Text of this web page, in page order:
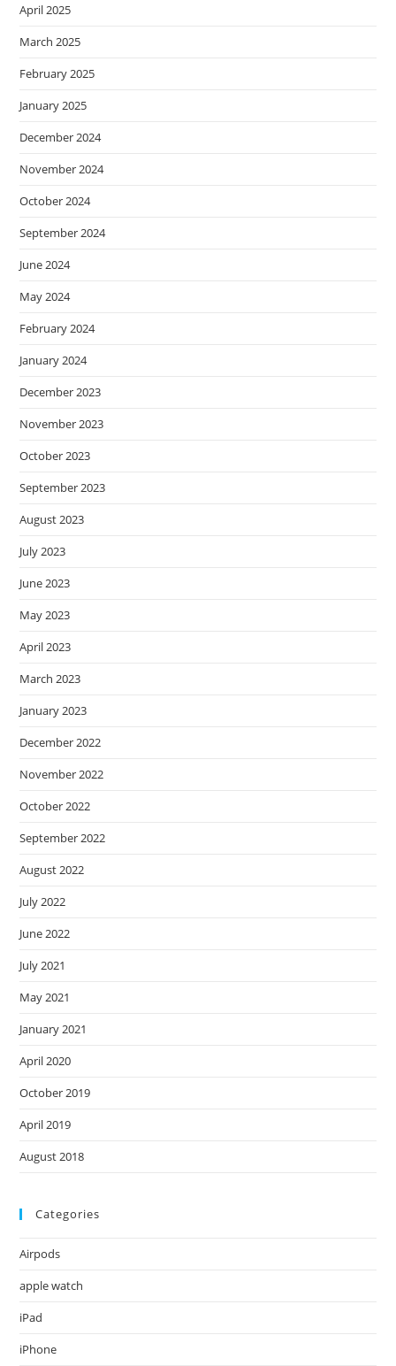
April 2025
March 2025
February 2025
January 2025
December 2024
November 2024
October 2024
September 2024
June 2024
May 2024
February 2024
January 2024
December 2023
November 2023
October 2023
September 2023
August 2023
July 2023
June 2023
May 2023
April 2023
March 2023
January 2023
December 2022
November 2022
October 2022
September 2022
August 2022
July 2022
June 2022
July 2021
May 2021
January 2021
April 2020
October 2019
April 2019
August 2018
Categories
Airpods
apple watch
iPad
iPhone